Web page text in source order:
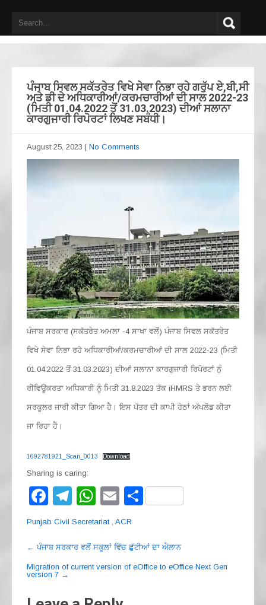
ਪੰਜਾਬ ਸਿਵਲ ਸਕੱਤਰੇਤ ਵਿਖੇ ਸੇਵਾ ਨਿਭਾ ਰਹੇ ਗਰੁੱਪ ਏ,ਬੀ,ਸੀ
ਅਤੇ ਡੀ ਦੇ ਅਧਿਕਾਰੀਆਂ/ਕਰਮਚਾਰੀਆਂ ਦੀ ਸਾਲ 2022-23
(ਮਿਤੀ 01.04.2022 ਤੋਂ 31.03.2023) ਦੀਆਂ ਸਲਾਨਾ
ਕਾਰਗੁਜਾਰੀ ਰਿਪੋਰਟਾਂ ਲਿਖਣ ਸਬੰਧੀ।
August 25, 2023 | No Comments
ਪੰਜਾਬ ਸਰਕਾਰ (ਸਕੱਤਰੇਤ ਅਮਲਾ -4 ਸਾਖਾ ਵਲੋਂ) ਪੰਜਾਬ ਸਿਵਲ ਸਕੱਤਰੇਤ
ਵਿਖੇ ਸੇਵਾ ਨਿਭਾ ਰਹੇ ਅਧਿਕਾਰੀਆਂ/ਕਰਮਚਾਰੀਆਂ ਦੀ ਸਾਲ 2022-23 (ਮਿਤੀ
01.04.2022 ਤੋਂ 31.03.2023) ਦੀਆਂ ਸਲਾਨਾ ਕਾਰਗੁਜਾਰੀ ਰਿਪੋਰਟਾਂ ਨੁੰ
ਰੀਵਿਊਕਰਤਾ ਅਧਿਕਾਰੀ ਨੂੰ ਮਿਤੀ 31.8.2023 ਤੱਕ iHMRS ਤੇ ਭਰਨ ਲਈ
ਸਰਕੂਲਰ ਜਾਰੀ ਕੀਤਾ ਗਿਆ ਹੈ। ਇਸ ਪੱਤਰ ਦੀ ਕਾਪੀ ਹੇਠਾਂ ਅੱਪਲੋਡ ਕੀਤਾ
ਜਾ ਰਿਹਾ ਹੈ।
1692781921_Scan_0013 Download
Sharing is caring:
F
a
e
b
T
el
gr
a
W
h
s
A
E
m
S
e
Punjab Civil Secretariat ACR
Post
navigation
← ਪੰਜਾਬ ਸਰਕਾਰ ਵਲੋਂ ਸਕੂਲਾਂ ਵਿੱਚ ਛੁੱਟੀਆਂ ਦਾ ਐਲਾਨ
Migration of current version of eOffice to eOffice Next Gen
version 7 →